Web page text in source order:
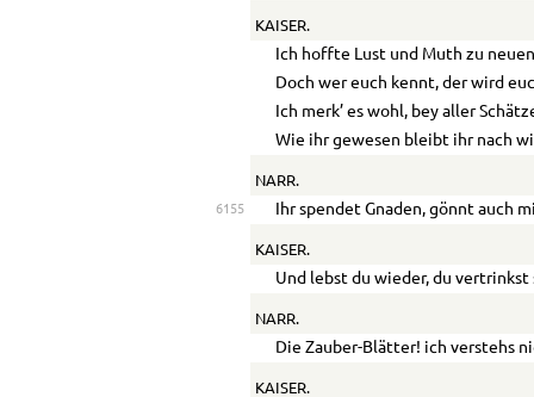
KAISER.
Ich hoffte Lust und Muth zu
Doch wer euch kennt, der wird
Ich merk’ es wohl, bey aller
Wie ihr gewesen bleibt ihr nach
NARR.
6155 Ihr spendet Gnaden, gönnt auch
KAISER.
Und lebst du wieder, du vertrinkst
NARR.
Die Zauber-Blätter! ich verstehs
KAISER.